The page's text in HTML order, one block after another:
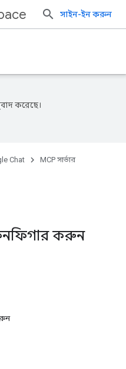
সাইন-ইন করুন
করেছে।
Chat MCP সার্ভার
করুন